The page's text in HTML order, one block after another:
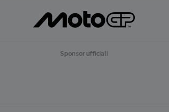
Sponsor ufficiali